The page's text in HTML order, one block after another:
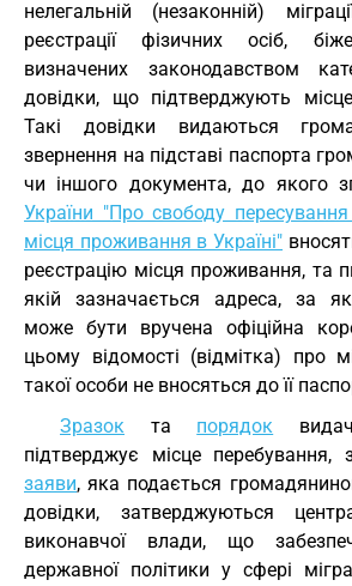
нелегальній (незаконній)
реєстрації фізичних осіб,
визначених законодавством
довідки, що підтверджують
Такі довідки видаються
звернення на підставі паспорта
чи іншого документа, до якого
України "Про свободу
місця проживання в Україні"
реєстрацію місця проживання, та
якій зазначається адреса, за
може бути вручена офіційна
цьому відомості (відмітка) про
такої особи не вносяться до її
Зразок та порядок
підтверджує місце перебування,
заяви, яка подається
довідки, затверджуються
виконавчої влади, що
державної політики у сфері